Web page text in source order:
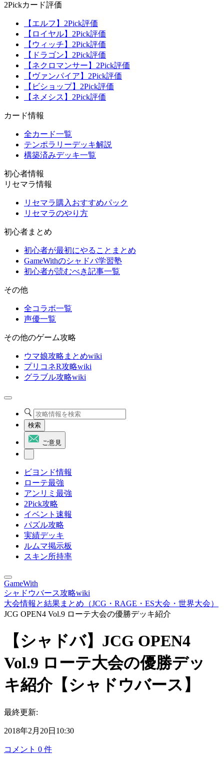
2Pickカード評価
【エルフ】2Pick評価
【ロイヤル】2Pick評価
【ウィッチ】2Pick評価
【ドラゴン】2Pick評価
【ネクロマンサー】2Pick評価
【ヴァンパイア】2Pick評価
【ビショップ】2Pick評価
【ネメシス】2Pick評価
カード情報
全カード一覧
テンポラリーデッキ解説
構築済みデッキ一覧
初心者情報
リセマラ情報
リセマラ購入おすすめパック
リセマラのやり方
初心者まとめ
初心者が最初にやることまとめ
GameWithのシャドバ学習塾
初心者が読むべき記事一覧
その他
全コラボ一覧
声優一覧
その他のゲーム攻略
ウマ娘攻略まとめwiki
プリコネR攻略wiki
グラブル攻略wiki
検索
ご意見
ビヨンド情報
ローテ最強
アンリミ最強
2Pick攻略
イベント速報
パズル攻略
実績デッキ
ルムマ掲示板
スキン所持率
GameWith
シャドウバース攻略wiki
大会情報と結果まとめ（JCG・RAGE・ES大会・世界大会）
JCG OPEN4 Vol.9 ローテ大会の優勝デッキ紹介
【シャドバ】JCG OPEN4
Vol.9 ローテ大会の優勝デッ
キ紹介【シャドウバース】
最終更新:
2018年2月20日10:30
コメント 0 件